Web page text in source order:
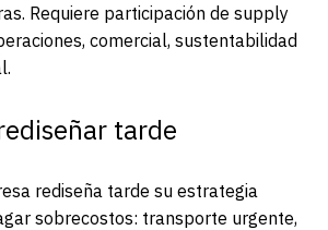
Requiere participación de supply
comercial, sustentabilidad
tarde
rediseña tarde su estrategia
sobrecostos: transporte urgente,